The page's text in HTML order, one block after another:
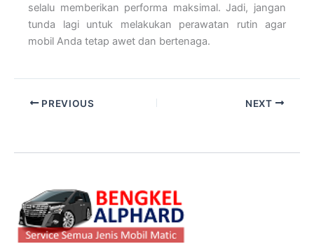
selalu memberikan performa maksimal. Jadi, jangan
tunda lagi untuk melakukan perawatan rutin agar
mobil Anda tetap awet dan bertenaga.
PREVIOUS NEXT